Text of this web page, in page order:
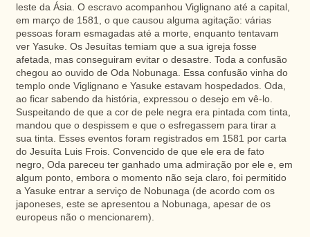
leste da Ásia. O escravo acompanhou Viglignano até a capital,
em março de 1581, o que causou alguma agitação: várias
pessoas foram esmagadas até a morte, enquanto tentavam
ver Yasuke. Os Jesuítas temiam que a sua igreja fosse
afetada, mas conseguiram evitar o desastre. Toda a confusão
chegou ao ouvido de Oda Nobunaga. Essa confusão vinha do
templo onde Viglignano e Yasuke estavam hospedados. Oda,
ao ficar sabendo da história, expressou o desejo em vê-lo.
Suspeitando de que a cor de pele negra era pintada com tinta,
mandou que o despissem e que o esfregassem para tirar a
sua tinta. Esses eventos foram registrados em 1581 por carta
do Jesuíta Luis Frois. Convencido de que ele era de fato
negro, Oda pareceu ter ganhado uma admiração por ele e, em
algum ponto, embora o momento não seja claro, foi permitido
a Yasuke entrar a serviço de Nobunaga (de acordo com os
japoneses, este se apresentou a Nobunaga, apesar de os
europeus não o mencionarem).